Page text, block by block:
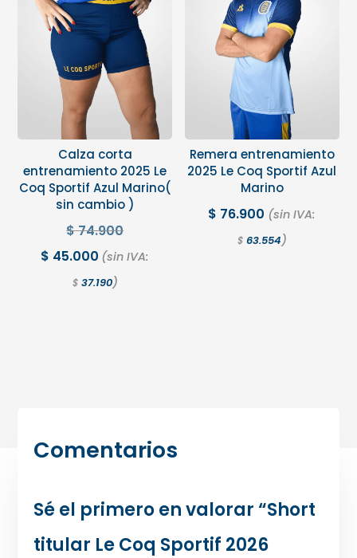
Calza corta
entrenamiento 2025 Le
Coq Sportif Azul Marino(
sin cambio )
$74.900
$ 45.000 (sin IVA:
$ 37.190)
Remera entrenamiento
2025 Le Coq Sportif Azul
Marino
$ 76.900 (sin IVA:
$ 63.554)
Comentarios
Sé el primero en valorar “Short
titular Le Coq Sportif 2026